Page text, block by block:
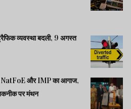
व्यवस्था बदली, 9 अगस्त
और IMP का आगाज,
पर मंथन